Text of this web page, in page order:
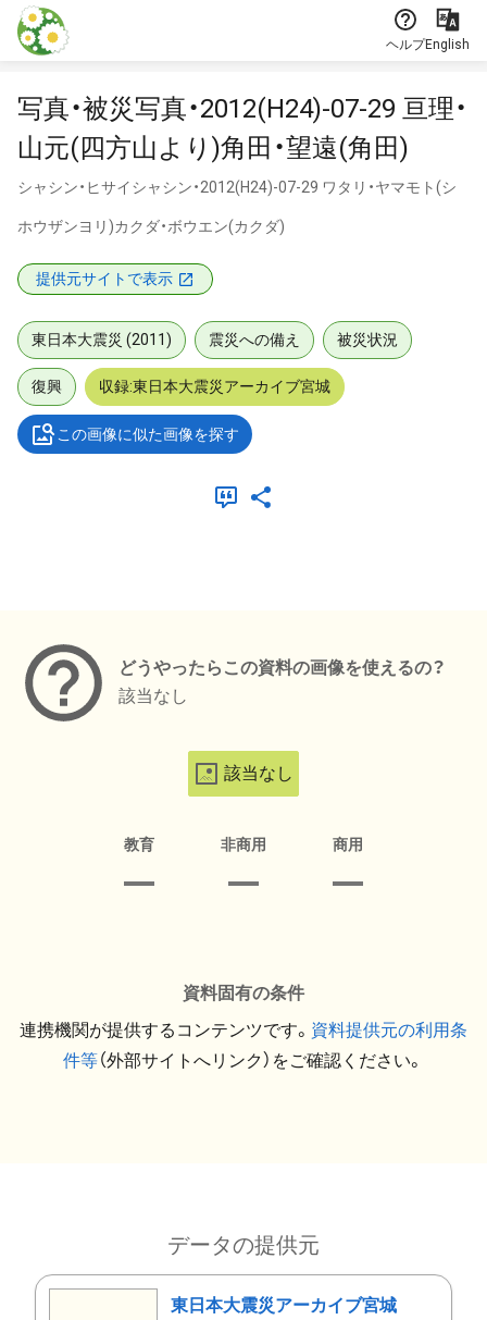
本文に飛ぶ
ヘルプEnglish
写真・被災写真・2012(H24)-07-29 亘理・
山元(四方山より)角田・望遠(角田)
シャシン・ヒサイシャシン・2012(H24)-07-29 ワタリ・ヤマモト(シ
ホウザンヨリ)カクダ・ボウエン(カクダ)
提供元サイトで表示
東日本大震災 (2011) 震災への備え 被災状況
復興 収録:東日本大震災アーカイブ宮城
この画像に似た画像を探す
どうやったらこの資料の画像を使えるの？
該当なし
該当なし
教育 非商用 商用
資料固有の条件
連携機関が提供するコンテンツです。 資料提供元の利用条
件等（外部サイトへリンク）をご確認ください。
データの提供元
東日本大震災アーカイブ宮城